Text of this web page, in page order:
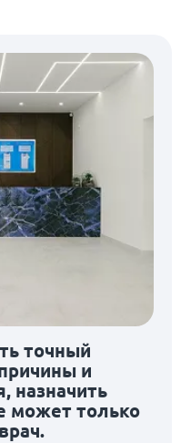
точный
и
назначить
может только